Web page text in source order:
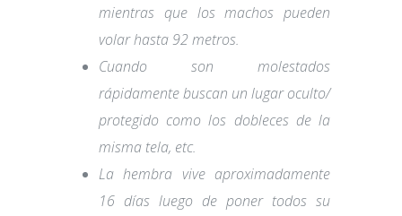
mientras que los machos pueden
volar hasta 92 metros.
Cuando son molestados
rápidamente buscan un lugar oculto/
protegido como los dobleces de la
misma tela, etc.
La hembra vive aproximadamente
16 días luego de poner todos su